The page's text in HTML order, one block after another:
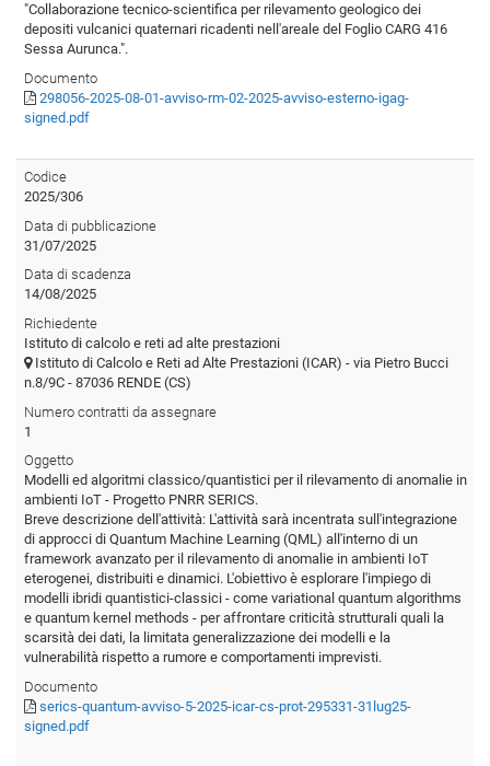
"Collaborazione tecnico-scientifica per rilevamento geologico dei
depositi vulcanici quaternari ricadenti nell'areale del Foglio CARG 416
Sessa Aurunca.".
Documento
298056-2025-08-01-avviso-rm-02-2025-avviso-esterno-igag-
signed.pdf
Codice
2025/306
Data di pubblicazione
31/07/2025
Data di scadenza
14/08/2025
Richiedente
Istituto di calcolo e reti ad alte prestazioni
Istituto di Calcolo e Reti ad Alte Prestazioni (ICAR) - via Pietro Bucci
n.8/9C - 87036 RENDE (CS)
Numero contratti da assegnare
1
Oggetto
Modelli ed algoritmi classico/quantistici per il rilevamento di anomalie in
ambienti IoT - Progetto PNRR SERICS.
Breve descrizione dell'attività: L'attività sarà incentrata sull'integrazione
di approcci di Quantum Machine Learning (QML) all'interno di un
framework avanzato per il rilevamento di anomalie in ambienti IoT
eterogenei, distribuiti e dinamici. L'obiettivo è esplorare l'impiego di
modelli ibridi quantistici-classici - come variational quantum algorithms
e quantum kernel methods - per affrontare criticità strutturali quali la
scarsità dei dati, la limitata generalizzazione dei modelli e la
vulnerabilità rispetto a rumore e comportamenti imprevisti.
Documento
serics-quantum-avviso-5-2025-icar-cs-prot-295331-31lug25-
signed.pdf